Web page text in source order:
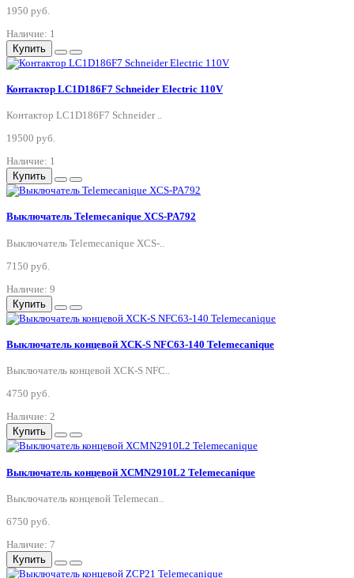
1950 руб.
Наличие: 1
Купить
Контактор LC1D186F7 Schneider Electric 110V
Контактор LC1D186F7 Schneider ..
19500 руб.
Наличие: 1
Купить
Выключатель Telemecanique XCS-PA792
Выключатель Telemecanique XCS-..
7150 руб.
Наличие: 9
Купить
Выключатель концевой XCK-S NFC63-140 Telemecanique
Выключатель концевой XCK-S NFC..
4750 руб.
Наличие: 2
Купить
Выключатель концевой XCMN2910L2 Telemecanique
Выключатель концевой Telemecan..
6750 руб.
Наличие: 7
Купить